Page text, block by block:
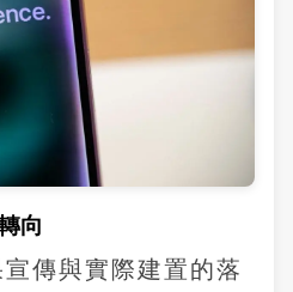
向
傳與實際建置的落